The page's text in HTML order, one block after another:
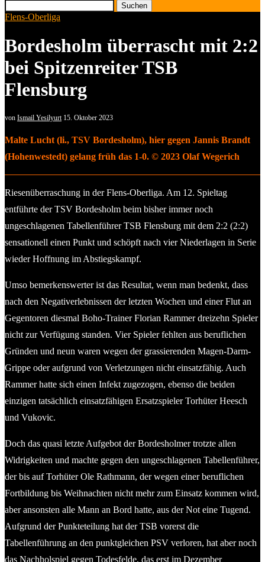
Suchen
Flens-Oberliga
Bordesholm überrascht mit 2:2
bei Spitzenreiter TSB
Flensburg
von Ismail Yesilyurt 15. Oktober 2023
Malte Lucht (li., TSV Bordesholm), hier gegen Jannis Brandt
(Hohenwestedt) gelang früh das 1-0. © 2023 Olaf Wegerich
Riesenüberraschung in der Flens-Oberliga. Am 12. Spieltag
entführte der TSV Bordesholm beim bisher immer noch
ungeschlagenen Tabellenführer TSB Flensburg mit dem 2:2 (2:2)
sensationell einen Punkt und schöpft nach vier Niederlagen in Serie
wieder Hoffnung im Abstiegskampf.
Umso bemerkenswerter ist das Resultat, wenn man bedenkt, dass
nach den Negativerlebnissen der letzten Wochen und einer Flut an
Gegentoren diesmal Boho-Trainer Florian Rammer dreizehn Spieler
nicht zur Verfügung standen. Vier Spieler fehlten aus beruflichen
Gründen und neun waren wegen der grassierenden Magen-Darm-
Grippe oder aufgrund von Verletzungen nicht einsatzfähig. Auch
Rammer hatte sich einen Infekt zugezogen, ebenso die beiden
einzigen tatsächlich einsatzfähigen Ersatzspieler Torhüter Heesch
und Vukovic.
Doch das quasi letzte Aufgebot der Bordesholmer trotzte allen
Widrigkeiten und machte gegen den ungeschlagenen Tabellenführer,
der bis auf Torhüter Ole Rathmann, der wegen einer beruflichen
Fortbildung bis Weihnachten nicht mehr zum Einsatz kommen wird,
aber ansonsten alle Mann an Bord hatte, aus der Not eine Tugend.
Aufgrund der Punkteteilung hat der TSB vorerst die
Tabellenführung an den punktgleichen PSV verloren, hat aber noch
das Nachholspiel gegen Todesfelde, das erst im Dezember